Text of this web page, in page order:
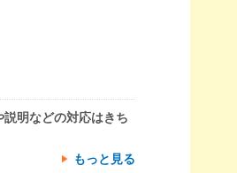
明などの対応はきち
もっと見る